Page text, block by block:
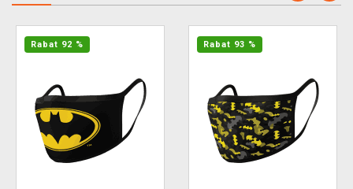
Rabat 92 % Rabat 93 %